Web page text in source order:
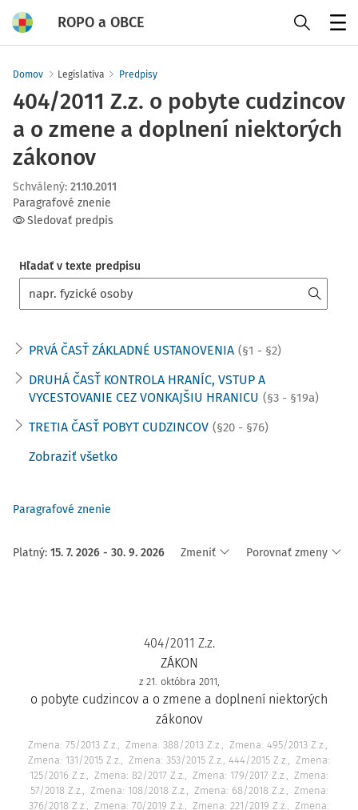
ROPO a OBCE
Domov Legislatíva Predpisy
404/2011 Z.z. o pobyte cudzincov
a o zmene a doplnení niektorých
zákonov
Schválený: 21.10.2011
Paragrafové znenie
Sledovať predpis
Hľadať v texte predpisu
PRVÁ ČASŤ ZÁKLADNÉ USTANOVENIA (§1 - §2)
DRUHÁ ČASŤ KONTROLA HRANÍC, VSTUP A
VYCESTOVANIE CEZ VONKAJŠIU HRANICU (§3 - §19a)
TRETIA ČASŤ POBYT CUDZINCOV (§20 - §76)
Zobraziť všetko
Paragrafové znenie
Platný: 15. 7. 2026 - 30. 9. 2026 Zmeniť Porovnať zmeny
404/2011 Z.z.
ZÁKON
z 21. októbra 2011,
o pobyte cudzincov a o zmene a doplnení niektorých
zákonov
Zmena: 75/2013 Z.z. Zmena: 388/2013 Z.z.
Zmena: 495/2013 Z.z.
Zmena: 131/2015 Z.z.
Zmena: 353/2015 Z.z., 444/2015 Z.z.
Zmena:
125/2016 Z.z.
Zmena: 82/2017 Z.z. Zmena: 179/2017 Z.z.
Zmena:
57/2018 Z.z.
Zmena: 108/2018 Z.z. Zmena: 68/2018 Z.z.
Zmena:
376/2018 Z.z.
Zmena: 70/2019 Z.z. Zmena: 221/2019 Z.z.
Zmena: